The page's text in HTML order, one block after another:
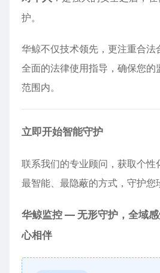
护。
华鲸不仅技术领先，更注重合法
全面的法律使用指导，确保您的
范围内。
立即开始智能守护
联系我们的专业顾问，获取个性
最智能、最隐蔽的方式，守护您
华鲸监控 — 无形守护，全域
心相伴